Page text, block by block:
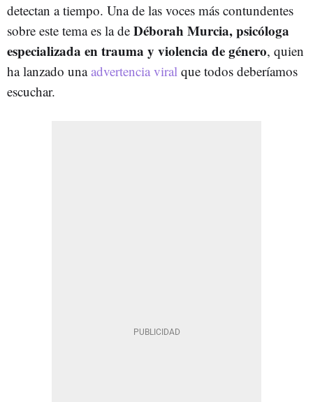
detectan a tiempo. Una de las voces más contundentes
sobre este tema es la de Déborah Murcia, psicóloga
especializada en trauma y violencia de género, quien
ha lanzado unaadvertencia viral que todos deberíamos
escuchar.